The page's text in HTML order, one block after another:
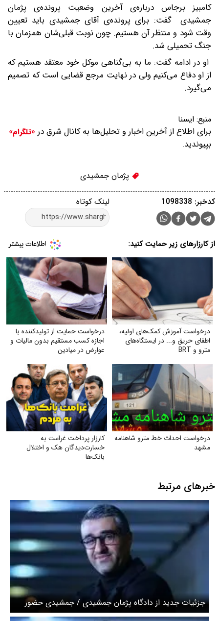
کامبیز برجاس درباره‌ی آخرین وضعیت پرونده‌ی پژمان
جمشیدی گفت: برای پرونده‌ی آقای جمشیدی باید تعیین
وقت شود و منتظر آن هستیم. چون نوبت قبلی‌شان همزمان با
جنگ تحمیلی شد.
او در ادامه گفت: ما به بی‌گناهی موکل خود معتقد هستیم که
از او دفاع می‌کنیم ولی در نهایت مرجع قضایی است که تصمیم
می‌گیرد.
منبع: ایسنا
برای اطلاع از آخرین اخبار و تحلیل‌ها به کانال شرق در «تلگرام»
بپیوندید.
پژمان جمشیدی
لینک کوتاه کدخبر: 1098338
از کارزارهای زیر حمایت کنید:
درخواست آموزش کمک‌های اولیه،
اطفای حریق و... در ایستگاه‌های
مترو و BRT
درخواست حمایت از تولیدکننده با
اجازه کسب مستقیم بدون مالیات و
عوارض در میادین
درخواست احداث خط مترو شاهنامه
مشهد
کارزار پرداخت غرامت به
خسارت‌دیدگان هک و اختلال
بانک‌ها
خبرهای مرتبط
جزئیات جدید از دادگاه پژمان جمشیدی / جمشیدی حضور
شاکی در منزلش در شب مورد اشاره را تایید کرد